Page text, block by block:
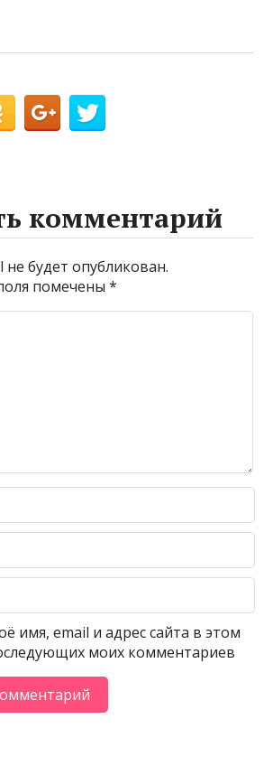
комментарий
будет опубликован.
помечены*
имя, email и адрес сайта в этом
моих комментариев